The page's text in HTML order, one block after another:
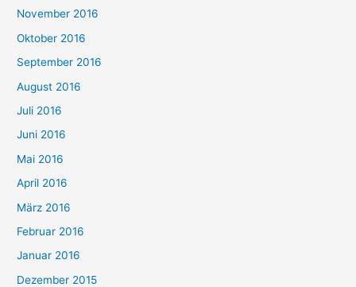
November 2016
Oktober 2016
September 2016
August 2016
Juli 2016
Juni 2016
Mai 2016
April 2016
März 2016
Februar 2016
Januar 2016
Dezember 2015